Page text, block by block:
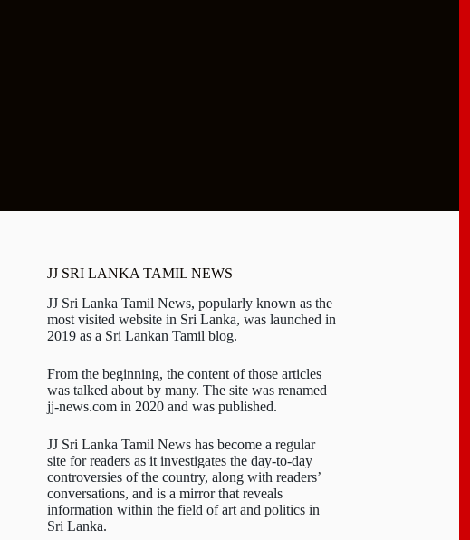
JJ SRI LANKA TAMIL NEWS
JJ Sri Lanka Tamil News, popularly known as the
most visited website in Sri Lanka, was launched in
2019 as a Sri Lankan Tamil blog.
From the beginning, the content of those articles
was talked about by many. The site was renamed
jj-news.com in 2020 and was published.
JJ Sri Lanka Tamil News has become a regular
site for readers as it investigates the day-to-day
controversies of the country, along with readers’
conversations, and is a mirror that reveals
information within the field of art and politics in
Sri Lanka.